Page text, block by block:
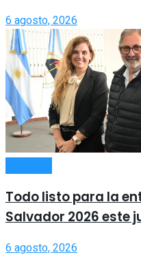
6 agosto, 2026
Todo listo para la
Salvador 2026 este
6 agosto, 2026